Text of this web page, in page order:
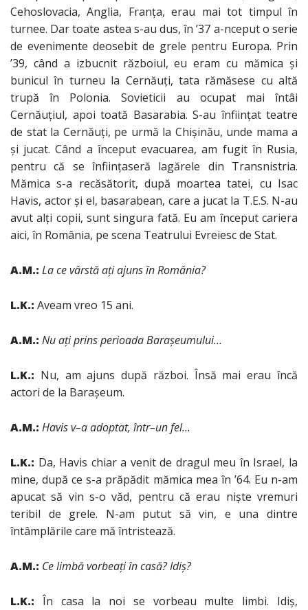
Cehoslovacia, Anglia, Franţa, erau mai tot timpul în
turnee. Dar toate astea s-au dus, în ’37 a-nceput o serie
de evenimente deosebit de grele pentru Europa. Prin
’39, când a izbucnit războiul, eu eram cu mămica şi
bunicul în turneu la Cernăuţi, tata rămăsese cu altă
trupă în Polonia. Sovieticii au ocupat mai întâi
Cernăuţiul, apoi toată Basarabia. S-au înfiinţat teatre
de stat la Cernăuţi, pe urmă la Chişinău, unde mama a
şi jucat. Când a început evacuarea, am fugit în Rusia,
pentru că se înfiinţaseră lagărele din Transnistria.
Mămica s-a recăsătorit, după moartea tatei, cu Isac
Havis, actor şi el, basarabean, care a jucat la T.E.S. N-au
avut alţi copii, sunt singura fată. Eu am început cariera
aici, în România, pe scena Teatrului Evreiesc de Stat.
A.M.: La ce vârstă aţi ajuns în România?
L.K.: Aveam vreo 15 ani.
A.M.: Nu aţi prins perioada Baraşeumului…
L.K.: Nu, am ajuns după război. Însă mai erau încă
actori de la Baraşeum.
A.M.: Havis v–a adoptat, într–un fel…
L.K.: Da, Havis chiar a venit de dragul meu în Israel, la
mine, după ce s-a prăpădit mămica mea în ’64. Eu n-am
apucat să vin s-o văd, pentru că erau nişte vremuri
teribil de grele. N-am putut să vin, e una dintre
întâmplările care mă întristează.
A.M.: Ce limbă vorbeaţi în casă? Idiş?
L.K.: În casa la noi se vorbeau multe limbi. Idiş,